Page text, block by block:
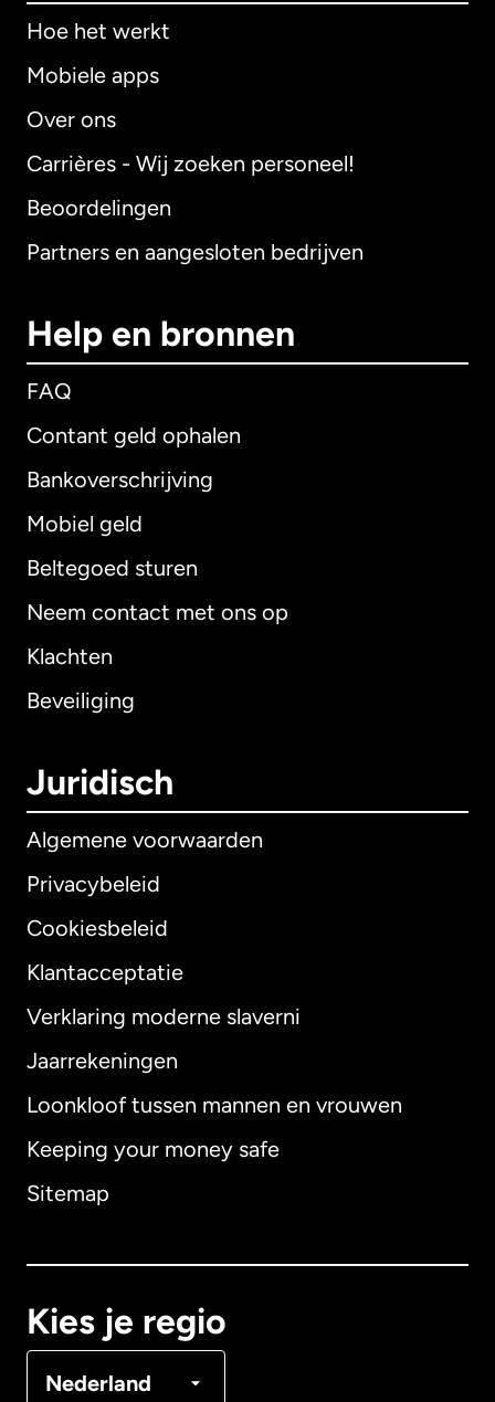
Hoe het werkt
Mobiele apps
Over ons
Carrières - Wij zoeken personeel!
Beoordelingen
Partners en aangesloten bedrijven
Help en bronnen
FAQ
Contant geld ophalen
Bankoverschrijving
Mobiel geld
Beltegoed sturen
Neem contact met ons op
Klachten
Beveiliging
Juridisch
Algemene voorwaarden
Privacybeleid
Cookiesbeleid
Klantacceptatie
Verklaring moderne slaverni
Jaarrekeningen
Loonkloof tussen mannen en vrouwen
Keeping your money safe
Sitemap
Kies je regio
Nederland
Internationaal English
Australië